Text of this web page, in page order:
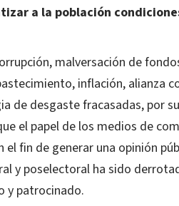
a la población
malversación de
inflación, alianza
de desgaste fracasadas, por
el papel de los medios de
fin de generar una opinión
y poselectoral ha sido
y patrocinado.